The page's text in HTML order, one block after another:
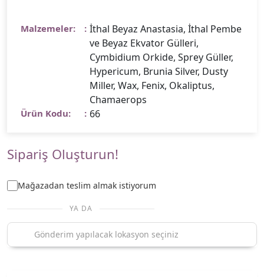
Malzemeler:
İthal Beyaz Anastasia, İthal Pembe
ve Beyaz Ekvator Gülleri,
Cymbidium Orkide, Sprey Güller,
Hypericum, Brunia Silver, Dusty
Miller, Wax, Fenix, Okaliptus,
Chamaerops
Ürün Kodu: 66
Sipariş Oluşturun!
Mağazadan teslim almak istiyorum
YA DA